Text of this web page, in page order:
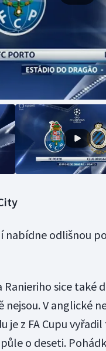
nabídne odlišnou
Ranieriho sice také
nejsou. V anglické
je z FA Cupu
o deseti.